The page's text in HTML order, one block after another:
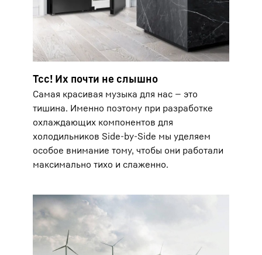
Тсс! Их почти не слышно
Самая красивая музыка для нас — это
тишина. Именно поэтому при разработке
охлаждающих компонентов для
холодильников Side-by-Side мы уделяем
особое внимание тому, чтобы они работали
максимально тихо и слаженно.